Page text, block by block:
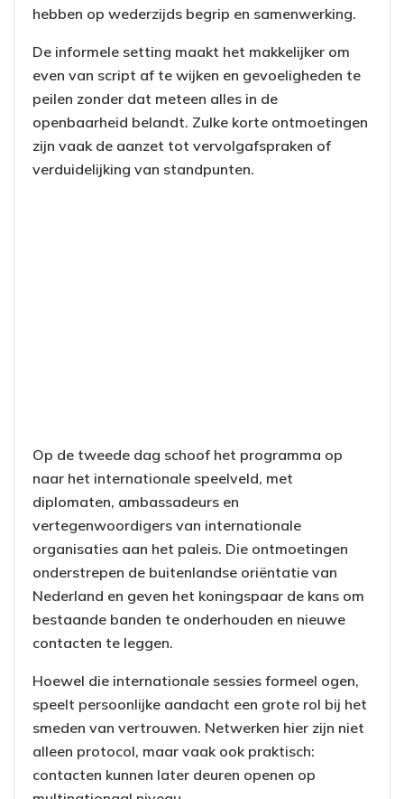
hebben op wederzijds begrip en samenwerking.
De informele setting maakt het makkelijker om
even van script af te wijken en gevoeligheden te
peilen zonder dat meteen alles in de
openbaarheid belandt. Zulke korte ontmoetingen
zijn vaak de aanzet tot vervolgafspraken of
verduidelijking van standpunten.
Op de tweede dag schoof het programma op
naar het internationale speelveld, met
diplomaten, ambassadeurs en
vertegenwoordigers van internationale
organisaties aan het paleis. Die ontmoetingen
onderstrepen de buitenlandse oriëntatie van
Nederland en geven het koningspaar de kans om
bestaande banden te onderhouden en nieuwe
contacten te leggen.
Hoewel die internationale sessies formeel ogen,
speelt persoonlijke aandacht een grote rol bij het
smeden van vertrouwen. Netwerken hier zijn niet
alleen protocol, maar vaak ook praktisch:
contacten kunnen later deuren openen op